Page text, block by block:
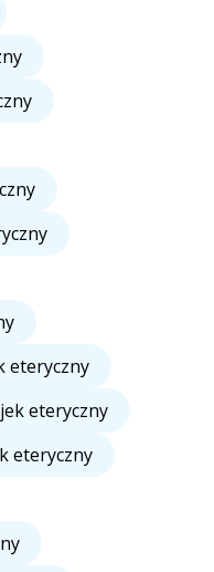
eteryczny
eteryczny
eteryczny